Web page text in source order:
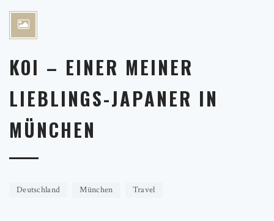
KOI – EINER MEINER
LIEBLINGS-JAPANER IN
MÜNCHEN
Deutschland München Travel